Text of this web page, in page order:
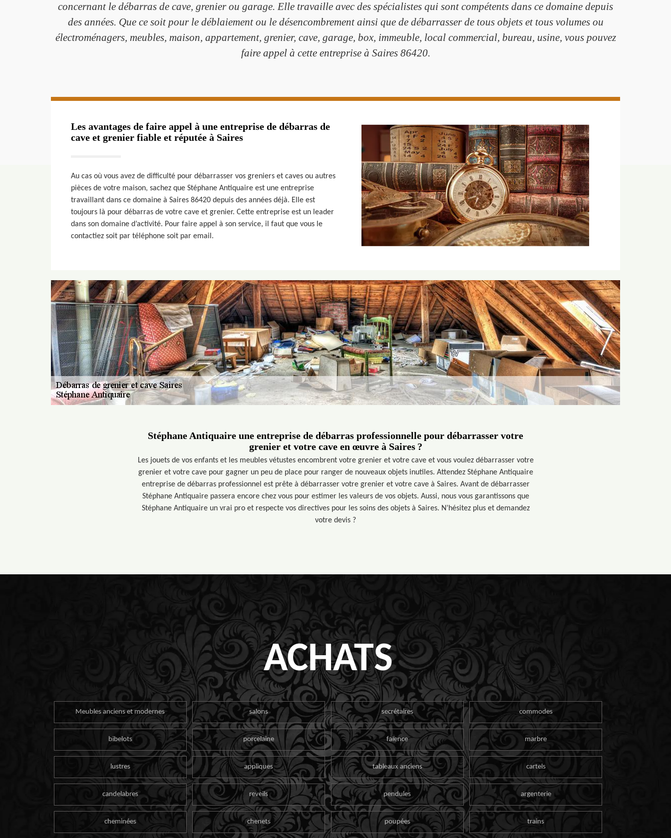
concernant le débarras de cave, grenier ou garage. Elle travaille avec des spécialistes qui sont compétents dans ce domaine depuis
des années. Que ce soit pour le déblaiement ou le désencombrement ainsi que de débarrasser de tous objets et tous volumes ou
électroménagers, meubles, maison, appartement, grenier, cave, garage, box, immeuble, local commercial, bureau, usine, vous pouvez
faire appel à cette entreprise à Saires 86420.
Les avantages de faire appel à une entreprise de débarras de
cave et grenier fiable et réputée à Saires
Au cas où vous avez de difficulté pour débarrasser vos greniers et caves ou autres
pièces de votre maison, sachez que Stéphane Antiquaire est une entreprise
travaillant dans ce domaine à Saires 86420 depuis des années déjà. Elle est
toujours là pour débarras de votre cave et grenier. Cette entreprise est un leader
dans son domaine d’activité. Pour faire appel à son service, il faut que vous le
contactiez soit par téléphone soit par email.
Stéphane Antiquaire une entreprise de débarras professionnelle pour débarrasser votre
grenier et votre cave en œuvre à Saires ?
Les jouets de vos enfants et les meubles vétustes encombrent votre grenier et votre cave et vous voulez débarrasser votre
grenier et votre cave pour gagner un peu de place pour ranger de nouveaux objets inutiles. Attendez Stéphane Antiquaire
entreprise de débarras professionnel est prête à débarrasser votre grenier et votre cave à Saires. Avant de débarrasser
Stéphane Antiquaire passera encore chez vous pour estimer les valeurs de vos objets. Aussi, nous vous garantissons que
Stéphane Antiquaire un vrai pro et respecte vos directives pour les soins des objets à Saires. N’hésitez plus et demandez
votre devis ?
ACHATS
Meubles anciens et modernes salons secrétaires commodes
bibelots porcelaine faïence marbre
lustres appliques tableaux anciens cartels
candelabres reveils pendules argenterie
cheminées chenets poupées trains